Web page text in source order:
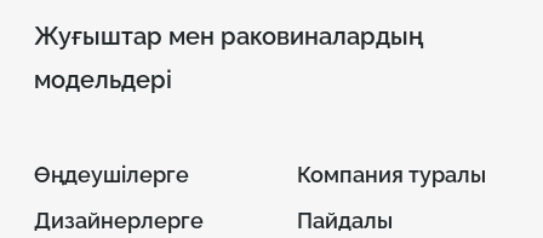
Жуғыштар мен раковиналардың
модельдері
Өңдеушілерге
Дизайнерлерге
Компания туралы
Пайдалы